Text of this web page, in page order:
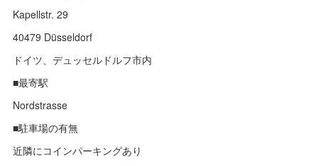
Kapellstr. 29
40479 Düsseldorf
ドイツ、デュッセルドルフ市内
■最寄駅
Nordstrasse
■駐車場の有無
近隣にコインパーキングあり